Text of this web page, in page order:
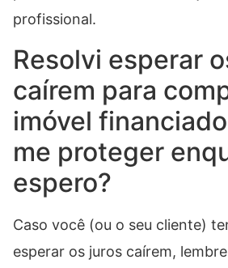
profissional.
Resolvi esperar
caírem para
imóvel
me proteger
espero?
Caso você (ou o seu cliente)
esperar os juros caírem,